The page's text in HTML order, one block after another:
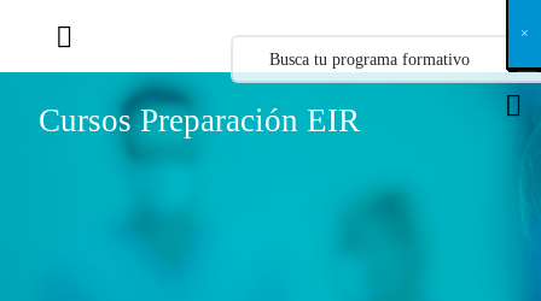
Cursos Preparación EIR
X
×
×
×
×
×
×
×
×
×
×
×
×
×
×
×
×
×
×
×
×
×
×
×
×
×
×
×
×
×
×
×
×
×
×
×
×
×
×
×
×
×
×
×
×
×
×
×
×
×
×
×
×
×
×
×
×
×
×
×
×
×
×
×
×
×
×
×
×
×
×
×
×
×
×
×
×
×
×
×
×
×
×
×
×
×
×
×
×
×
×
×
×
×
×
×
×
×
×
×
×
×
×
×
×
×
×
×
×
×
×
×
×
×
×
×
×
×
×
×
×
×
×
×
×
×
×
×
×
×
×
×
×
×
×
×
×
×
×
×
×
×
×
×
×
×
×
×
×
×
×
×
×
×
×
×
×
×
×
×
×
×
×
×
×
×
×
×
×
×
×
×
×
×
×
×
×
×
×
×
×
×
×
×
×
×
×
×
×
×
×
×
×
×
×
×
×
×
×
×
×
×
×
×
×
×
×
×
×
×
×
×
×
×
×
×
×